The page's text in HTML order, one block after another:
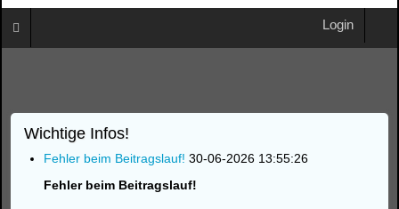
Login
Wichtige Infos!
Fehler beim Beitragslauf! 30-06-2026 13:55:26
Fehler beim Beitragslauf!